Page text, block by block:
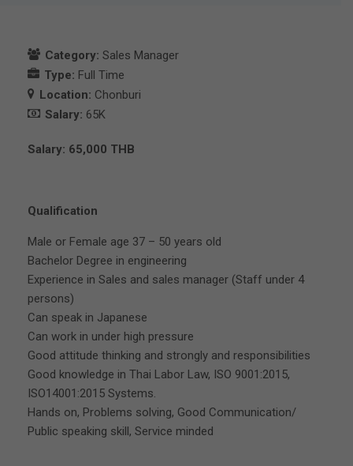
Category: Sales Manager
Type: Full Time
Location: Chonburi
Salary: 65K
Salary: 65,000 THB
Qualification
Male or Female age 37 – 50 years old
Bachelor Degree in engineering
Experience in Sales and sales manager (Staff under 4
persons)
Can speak in Japanese
Can work in under high pressure
Good attitude thinking and strongly and responsibilities
Good knowledge in Thai Labor Law, ISO 9001:2015,
ISO14001:2015 Systems.
Hands on, Problems solving, Good Communication/
Public speaking skill, Service minded